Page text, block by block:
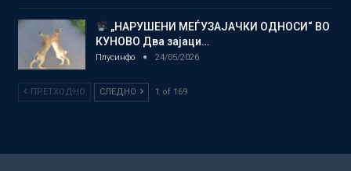
„НАРУШЕНИ МЕЃУЗАЈАЧКИ ОДНОСИ“ ВО
КУНОВО Два зајаци…
Плусинфо 24/05/2026
ПРЕТХОДНО СЛЕДНО 1 of 169